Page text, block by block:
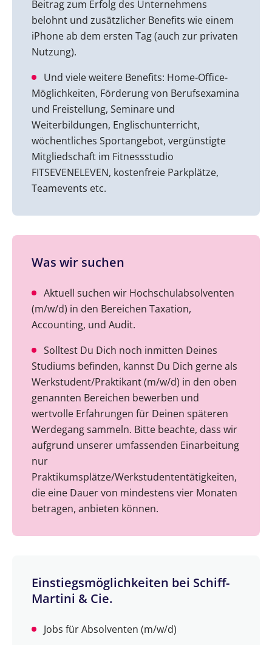
Beitrag zum Erfolg des Unternehmens
belohnt und zusätzlicher Benefits wie einem
iPhone ab dem ersten Tag (auch zur privaten
Nutzung).
Und viele weitere Benefits: Home-Office-
Möglichkeiten, Förderung von Berufsexamina
und Freistellung, Seminare und
Weiterbildungen, Englischunterricht,
wöchentliches Sportangebot, vergünstigte
Mitgliedschaft im Fitnessstudio
FITSEVENELEVEN, kostenfreie Parkplätze,
Teamevents etc.
Was wir suchen
Aktuell suchen wir Hochschulabsolventen
(m/w/d) in den Bereichen Taxation,
Accounting, und Audit.
Solltest Du Dich noch inmitten Deines
Studiums befinden, kannst Du Dich gerne als
Werkstudent/Praktikant (m/w/d) in den oben
genannten Bereichen bewerben und
wertvolle Erfahrungen für Deinen späteren
Werdegang sammeln. Bitte beachte, dass wir
aufgrund unserer umfassenden Einarbeitung
nur
Praktikumsplätze/Werkstudententätigkeiten,
die eine Dauer von mindestens vier Monaten
betragen, anbieten können.
Einstiegsmöglichkeiten bei Schiff-
Martini & Cie.
Jobs für Absolventen (m/w/d)